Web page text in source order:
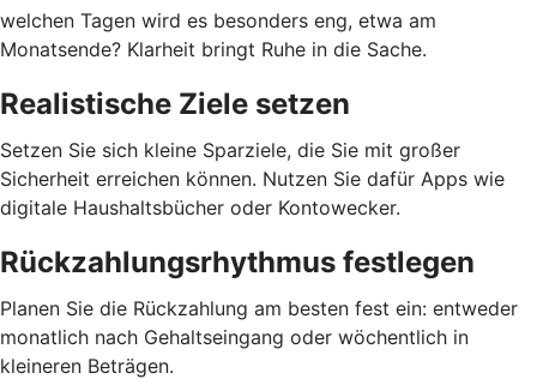
welchen Tagen wird es besonders eng, etwa am
Monatsende? Klarheit bringt Ruhe in die Sache.
Realistische Ziele setzen
Setzen Sie sich kleine Sparziele, die Sie mit großer
Sicherheit erreichen können. Nutzen Sie dafür Apps wie
digitale Haushaltsbücher oder Kontowecker.
Rückzahlungsrhythmus festlegen
Planen Sie die Rückzahlung am besten fest ein: entweder
monatlich nach Gehaltseingang oder wöchentlich in
kleineren Beträgen.